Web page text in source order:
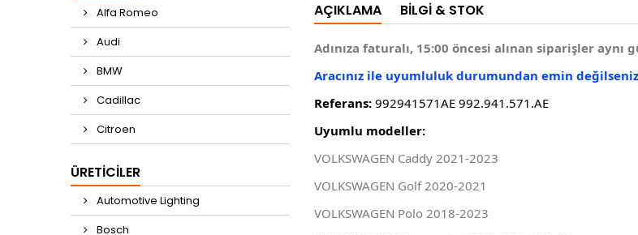
Alfa Romeo
Audi
BMW
Cadillac
Citroen
ÜRETICILER
Automotive Lighting
Bosch
AÇIKLAMA BILGI & STOK
Adınıza faturalı, 15:00 öncesi alınan siparişler aynı
Aracınız ile uyumluluk durumundan emin
Referans: 992941571AE 992.941.571.AE
Uyumlu modeller:
VOLKSWAGEN Caddy 2021-2023
VOLKSWAGEN Golf 2020-2021
VOLKSWAGEN Polo 2018-2023